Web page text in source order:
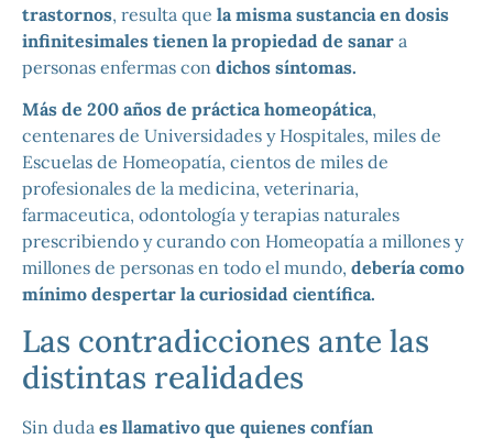
trastornos, resulta que la misma sustancia en dosis
infinitesimales tienen la propiedad de sanar a
personas enfermas con dichos síntomas.
Más de 200 años de práctica homeopática,
centenares de Universidades y Hospitales, miles de
Escuelas de Homeopatía, cientos de miles de
profesionales de la medicina, veterinaria,
farmaceutica, odontología y terapias naturales
prescribiendo y curando con Homeopatía a millones y
millones de personas en todo el mundo, debería como
mínimo despertar la curiosidad científica.
Las contradicciones ante las
distintas realidades
Sin duda es llamativo que quienes confían